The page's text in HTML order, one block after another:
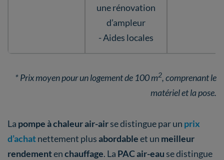
une rénovation
d’ampleur
- Aides locales
* Prix moyen pour un logement de 100 m2, comprenant le
matériel et la pose.
La pompe à chaleur air-airse distingue par un prix
d’achatnettement plusabordableet un meilleur
rendementenchauffage. La PAC air-eau se distingue